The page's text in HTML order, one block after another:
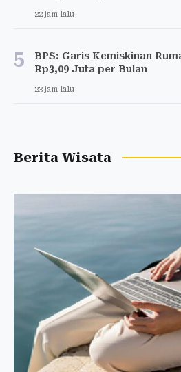
22 jam lalu
5
BPS: Garis Kemiskinan
Rp3,09 Juta per Bulan
23 jam lalu
Berita Wisata